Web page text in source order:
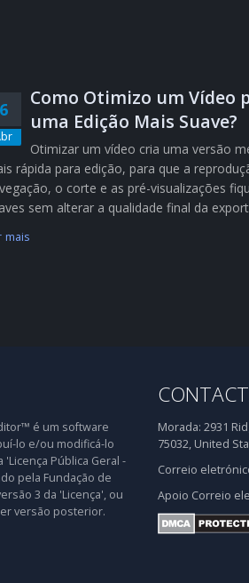
6
Como Otimizo um Vídeo
uma Edição Mais Suave?
Otimizar um vídeo cria uma versão
rápida para edição, para que a
o corte e as pré-visualizações
sem alterar a qualidade final da
mais
é um software
lo e/ou modificá-lo
Pública Geral -
pela Fundação de
3 da 'Licença', ou
versão posterior.
Morada: 2931
75032, United
Correio
Apoio Correio